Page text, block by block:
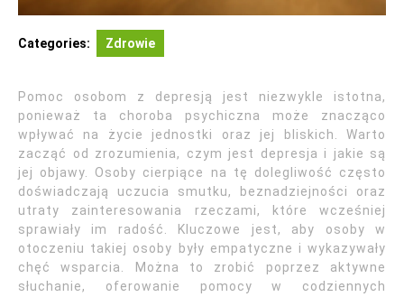
Categories: Zdrowie
Pomoc osobom z depresją jest niezwykle istotna,
ponieważ ta choroba psychiczna może znacząco
wpływać na życie jednostki oraz jej bliskich. Warto
zacząć od zrozumienia, czym jest depresja i jakie są
jej objawy. Osoby cierpiące na tę dolegliwość często
doświadczają uczucia smutku, beznadziejności oraz
utraty zainteresowania rzeczami, które wcześniej
sprawiały im radość. Kluczowe jest, aby osoby w
otoczeniu takiej osoby były empatyczne i wykazywały
chęć wsparcia. Można to zrobić poprzez aktywne
słuchanie, oferowanie pomocy w codziennych